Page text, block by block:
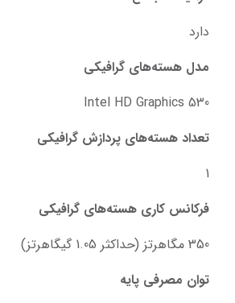
دارد
مدل‌ هسته‌های گرافیکی
Intel HD Graphics 530
تعداد هسته‌های پردازش گرافیکی
1
فرکانس کاری هسته‌های گرافیکی
350 مگاهرتز (حداکثر 1.05 گیگاهرتز)
توان مصرفی پایه